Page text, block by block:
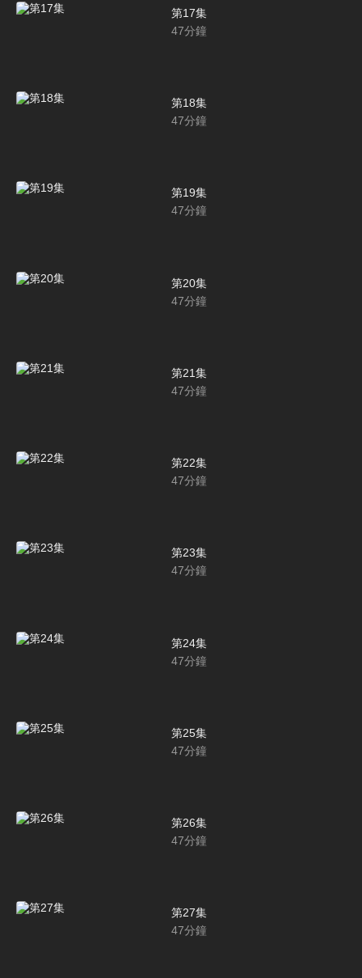
第17集
47分鐘
第18集
47分鐘
第19集
47分鐘
第20集
47分鐘
第21集
47分鐘
第22集
47分鐘
第23集
47分鐘
第24集
47分鐘
第25集
47分鐘
第26集
47分鐘
第27集
47分鐘